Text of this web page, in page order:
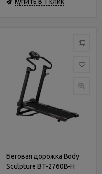
Беговая дорожка Body
Sculpture BT-2760B-H